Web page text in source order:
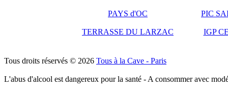
PAYS d'OC PIC
TERRASSE DU LARZAC IGP
Tous droits réservés © 2026 Tous à la Cave - Paris
L'abus d'alcool est dangereux pour la santé - A consommer avec